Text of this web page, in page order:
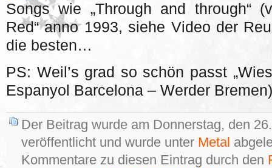
Songs wie „Through and through“
Red“ anno 1993, siehe Video der
die besten…
PS: Weil’s grad so schön passt
Espanyol Barcelona – Werder Bremen)
Der Beitrag wurde am Donnerstag, den
veröffentlicht und wurde unter Metal
Kommentare zu diesen Eintrag durch den